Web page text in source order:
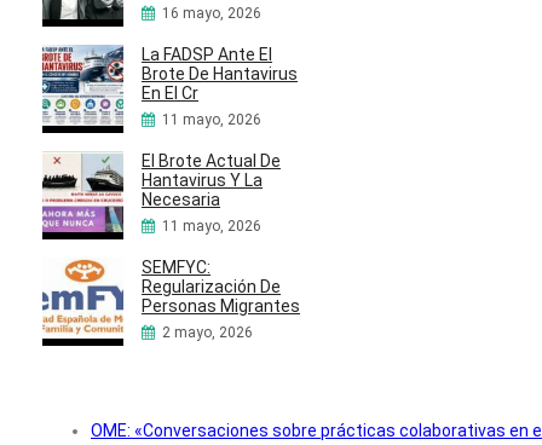
16 mayo, 2026
La FADSP Ante El
Brote De Hantavirus
En El Cr
11 mayo, 2026
El Brote Actual De
Hantavirus Y La
Necesaria
11 mayo, 2026
SEMFYC:
Regularización De
Personas Migrantes
2 mayo, 2026
OME: «Conversaciones sobre prácticas colaborativas en